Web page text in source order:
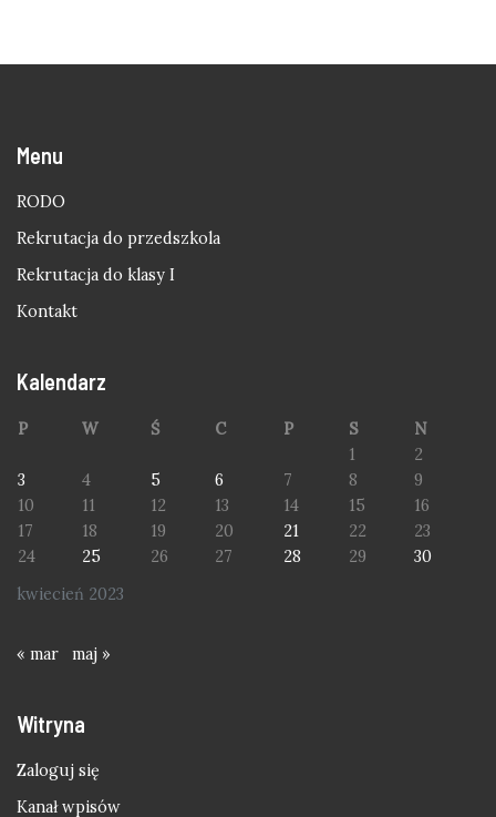
Menu
RODO
Rekrutacja do przedszkola
Rekrutacja do klasy I
Kontakt
Kalendarz
kwiecień 2023
P W Ś C P S
N
1
2
3
4 5 6 7 8
9
10
11 12 13 14 15
16
17
18 19 20 21 22
23
24
25 26 27 28 29 30
« mar maj »
Witryna
Zaloguj się
Kanał wpisów